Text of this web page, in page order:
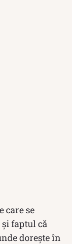
care se
faptul că
dorește în